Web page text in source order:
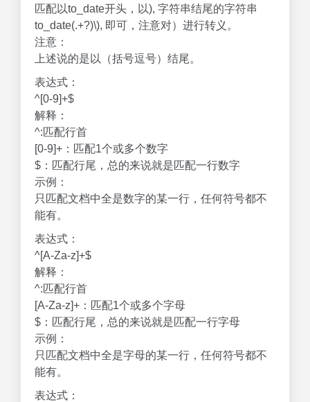
匹配以to_date开头，以), 字符串结尾的字符串
to_date(.+?)\), 即可，注意对）进行转义。
注意：
上述说的是以（括号逗号）结尾。
表达式：
^[0-9]+$
解释：
^:匹配行首
[0-9]+：匹配1个或多个数字
$：匹配行尾，总的来说就是匹配一行数字
示例：
只匹配文档中全是数字的某一行，任何符号都不
能有。
表达式：
^[A-Za-z]+$
解释：
^:匹配行首
[A-Za-z]+：匹配1个或多个字母
$：匹配行尾，总的来说就是匹配一行字母
示例：
只匹配文档中全是字母的某一行，任何符号都不
能有。
表达式：